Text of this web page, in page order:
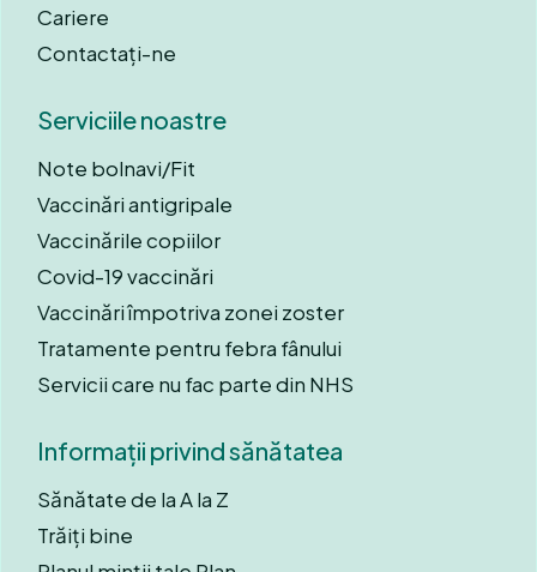
Cariere
Contactați-ne
Serviciile noastre
Note bolnavi/Fit
Vaccinări antigripale
Vaccinările copiilor
Covid-19 vaccinări
Vaccinări împotriva zonei zoster
Tratamente pentru febra fânului
Servicii care nu fac parte din NHS
Informații privind sănătatea
Sănătate de la A la Z
Trăiți bine